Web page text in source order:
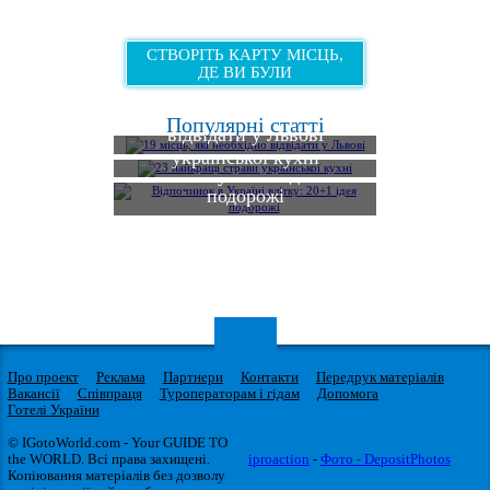
СТВОРІТЬ КАРТУ МІСЦЬ,
ДЕ ВИ БУЛИ
Популярні статті
19 місць, які необхідно
відвідати у Львові
23 найкращі страви
української кухні
Відпочинок в Україні
влітку: 20+1 ідея
подорожі
Про проект Реклама Партнери Контакти
Передрук матеріалів
Вакансії
Співпраця Туроператорам і гідам
Допомога
Готелі України
© IGotoWorld.com - Your GUIDE TO
the WORLD. Всі права захищені.
Копіювання матеріалів без дозволу
iproaction - Фото - DepositPhotos